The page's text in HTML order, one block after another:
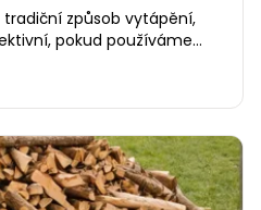
způsob vytápění,
pokud používáme